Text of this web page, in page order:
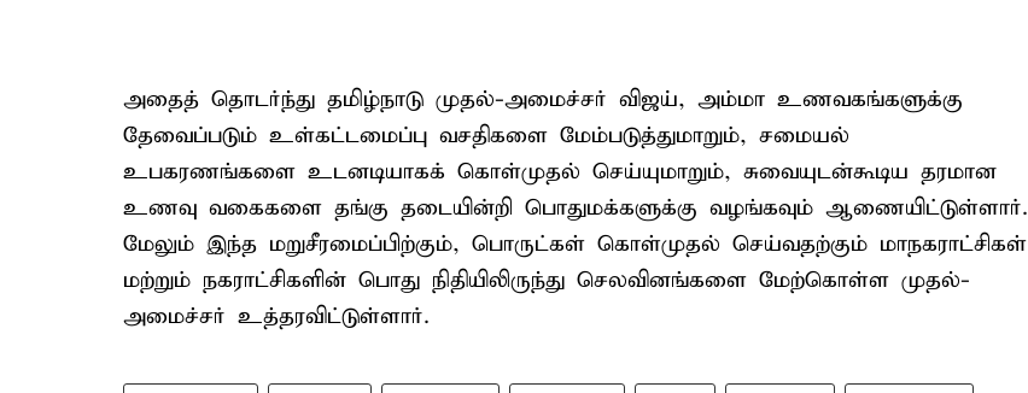
அதைத் தொடர்ந்து தமிழ்நாடு முதல்-அமைச்சர் விஜய், அம்மா உணவகங்களுக்கு
தேவைப்படும் உள்கட்டமைப்பு வசதிகளை மேம்படுத்துமாறும், சமையல்
உபகரணங்களை உடனடியாகக் கொள்முதல் செய்யுமாறும், சுவையுடன்கூடிய தரமான
உணவு வகைகளை தங்கு தடையின்றி பொதுமக்களுக்கு வழங்கவும் ஆணையிட்டுள்ளார்.
மேலும் இந்த மறுசீரமைப்பிற்கும், பொருட்கள் கொள்முதல் செய்வதற்கும் மாநகராட்சிகள்
மற்றும் நகராட்சிகளின் பொது நிதியிலிருந்து செலவினங்களை மேற்கொள்ள முதல்-
அமைச்சர் உத்தரவிட்டுள்ளார்.